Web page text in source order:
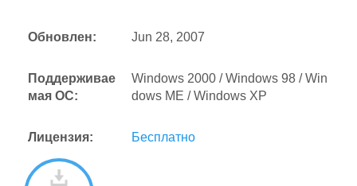
Обновлен: Jun 28, 2007
Поддерживае
мая ОС:
Windows 2000 / Windows 98 / Win
dows ME / Windows XP
Лицензия: Бесплатно